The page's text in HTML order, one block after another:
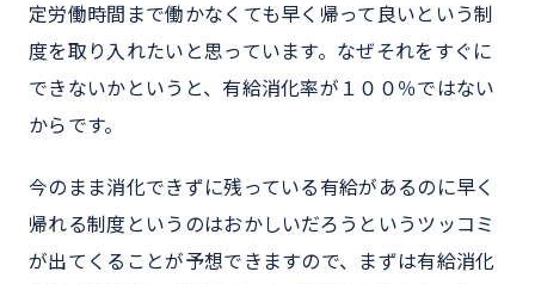
定労働時間まで働かなくても早く帰って良いという制
度を取り入れたいと思っています。なぜそれをすぐに
できないかというと、有給消化率が１００％ではない
からです。
今のまま消化できずに残っている有給があるのに早く
帰れる制度というのはおかしいだろうというツッコミ
が出てくることが予想できますので、まずは有給消化